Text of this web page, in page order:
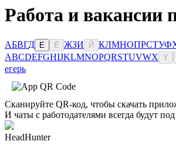
Работа и вакансии
АБВГД Е Ё ЖЗИ Й КЛМНОПРСТУФ
ABCDEFGHIJKLMNOPQRSTUVWX Y
егерь
Сканируйте QR-код, чтобы скачать
И чаты с работодателями всегда будут
HeadHunter